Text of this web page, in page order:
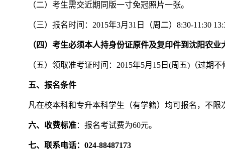
（二）考生需交近期同版一寸免冠照片一张。
（三）报名时间：2015年3月31日（周二）8:30-11:30
（四）考生必须本人持身份证原件及复印件到沈阳农
（五）领取准考证时间：2015年5月15日(周五)（过期不
五、报名条件
凡在校本科和专升本科学生（有学籍）均可报名，不限
六、收费标准：报名考试费为60元。
七、联系电话：024-88487173